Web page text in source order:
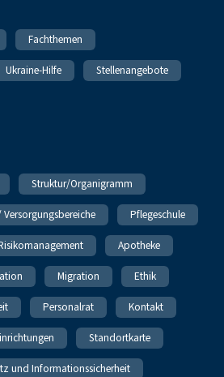
Fachthemen
Ukraine-Hilfe Stellenangebote
Struktur/Organigramm
Pflegeschule
Apotheke
Migration Ethik
Personalrat Kontakt
Standortkarte
und Informationssicherheit